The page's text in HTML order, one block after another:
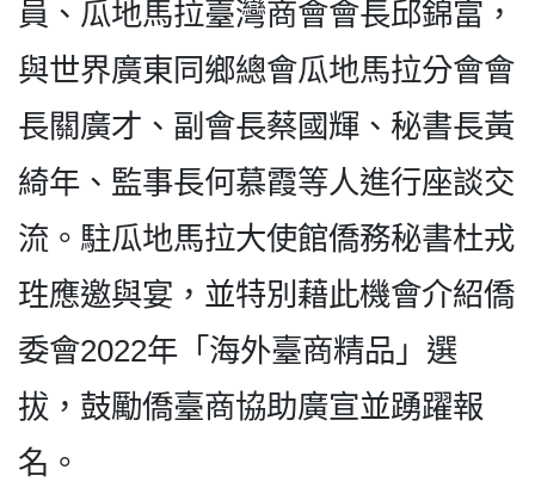
員、瓜地馬拉臺灣商會會長邱錦富，
與世界廣東同鄉總會瓜地馬拉分會會
長關廣才、副會長蔡國輝、秘書長黃
綺年、監事長何慕霞等人進行座談交
流。駐瓜地馬拉大使館僑務秘書杜戎
珄應邀與宴，並特別藉此機會介紹僑
委會2022年「海外臺商精品」選
拔，鼓勵僑臺商協助廣宣並踴躍報
名。